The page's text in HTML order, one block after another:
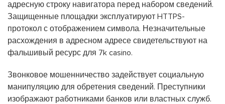
адресную строку навигатора перед набором сведений.
Защищенные площадки эксплуатируют HTTPS-
протокол с отображением символа. Незначительные
расхождения в адресном адресе свидетельствуют на
фальшивый ресурс для 7k casino.
Звонковое мошенничество задействует социальную
манипуляцию для обретения сведений. Преступники
изображают работниками банков или властных служб.